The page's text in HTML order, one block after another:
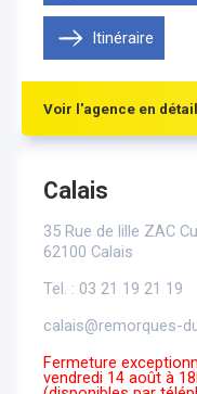
Itinéraire
Voir l'agence en détail
Calais
35 Rue de lille ZAC
62100 Calais
Tel. : 03 21 19 21 19
calais@remorques-
Fermeture
vendredi 14 août à